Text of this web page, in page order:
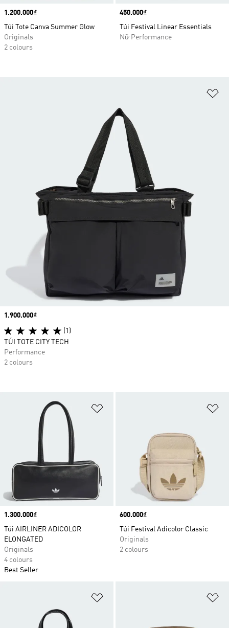
Price
1.200.000₫
Túi Tote Canva Summer Glow
Originals
2 colours
Price
450.000₫
Túi Festival Linear Essentials
Nữ Performance
Price
1.300.000₫
Túi AIRLINER ADICOLOR
ELONGATED
Originals
4 colours
Best Seller
Price
600.000₫
Túi Festival Adicolor Classic
Originals
2 colours
Price
1.900.000₫
(1)
TÚI TOTE CITY TECH
Performance
2 colours